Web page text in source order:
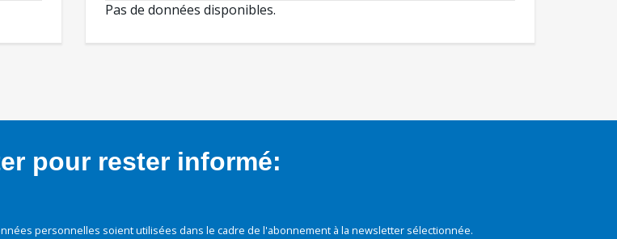
Pas de données disponibles.
pour rester informé:
personnelles soient utilisées dans le cadre de l'abonnement à la newsletter sélectionnée.